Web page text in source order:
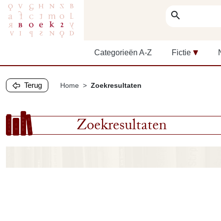
search
Categorieën A-Z Fictie
Terug Home Zoekresultaten
Zoekresultaten